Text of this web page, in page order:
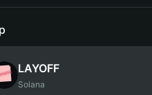
LAYOFF
Solana